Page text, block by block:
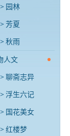
园林
芳夏
秋雨
人文
聊斋志异
浮生六记
国花美女
红楼梦